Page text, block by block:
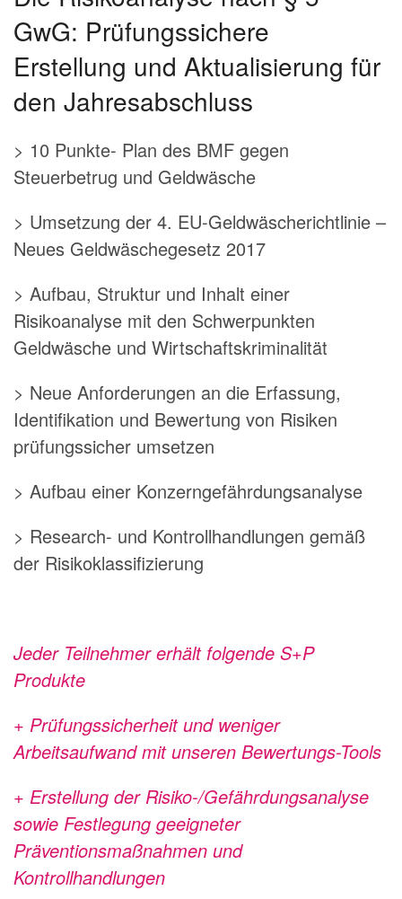
GwG: Prüfungssichere
Erstellung und Aktualisierung für
den Jahresabschluss
> 10 Punkte- Plan des BMF gegen
Steuerbetrug und Geldwäsche
> Umsetzung der 4. EU-Geldwäscherichtlinie –
Neues Geldwäschegesetz 2017
> Aufbau, Struktur und Inhalt einer
Risikoanalyse mit den Schwerpunkten
Geldwäsche und Wirtschaftskriminalität
> Neue Anforderungen an die Erfassung,
Identifikation und Bewertung von Risiken
prüfungssicher umsetzen
> Aufbau einer Konzerngefährdungsanalyse
> Research- und Kontrollhandlungen gemäß
der Risikoklassifizierung
Jeder Teilnehmer erhält folgende S+P
Produkte
+ Prüfungssicherheit und weniger
Arbeitsaufwand mit unseren Bewertungs-Tools
+ Erstellung der Risiko-/Gefährdungsanalyse
sowie Festlegung geeigneter
Präventionsmaßnahmen und
Kontrollhandlungen